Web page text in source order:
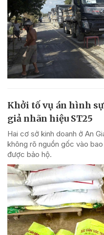
Khởi tố vụ án hình
giả nhãn hiệu ST25
Hai cơ sở kinh doanh ở An
không rõ nguồn gốc vào
được bảo hộ.